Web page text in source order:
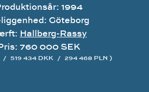
1994
Göteborg
Hallberg-Rassy
760 000 SEK
/ 519 434 DKK / 294 468 PLN )